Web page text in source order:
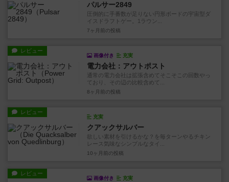
パルサー2849
圧倒的に手番数が足りない円形ボードの宇宙型ダ
イスドラフトゲー。1ラウン...
7ヶ月前 の投稿
レビュー
画像付き 充実
電力会社：アウトポスト
通常の電力会社は拡張含めてそこそこの回数やっ
ており、その辺の比較含めて...
8ヶ月前 の投稿
レビュー
充実
クアックサルバー
欲しい素材を引けるかな？を毎ターンやるチキン
レース気味なシンプルなタイ...
10ヶ月前 の投稿
レビュー
画像付き 充実